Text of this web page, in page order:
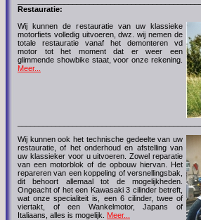
Restauratie:
Wij kunnen de restauratie van uw klassieke
motorfiets volledig uitvoeren, dwz. wij nemen de
totale restauratie vanaf het demonteren vd
motor tot het moment dat er weer een
glimmende showbike staat, voor onze rekening.
Meer...
Wij kunnen ook het technische gedeelte van uw
restauratie, of het onderhoud en afstelling van
uw klassieker voor u uitvoeren. Zowel reparatie
van een motorblok of de opbouw hiervan. Het
repareren van een koppeling of versnellingsbak,
dit behoort allemaal tot de mogelijkheden.
Ongeacht of het een Kawasaki 3 cilinder betreft,
wat onze specialiteit is, een 6 cilinder, twee of
viertakt, of een Wankelmotor, Japans of
Italiaans, alles is mogelijk. Meer...